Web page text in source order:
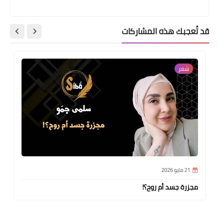
قد تُعجبك هذه المشاركات
شعر
21 مايو 2026
مجزرة جسد أم روح؟!